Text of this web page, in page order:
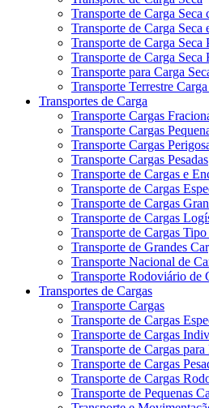
Transporte de Carga Seca
Transporte de Carga Seca
Transporte de Carga Seca
Transporte de Carga Seca
Transporte para Carga
Transporte Terrestre Carga
Transportes de Carga
Transporte Cargas
Transporte Cargas
Transporte Cargas
Transporte Cargas Pesadas
Transporte de Cargas e
Transporte de Cargas
Transporte de Cargas
Transporte de Cargas
Transporte de Cargas
Transporte de Grandes
Transporte Nacional de
Transporte Rodoviário de
Transportes de Cargas
Transporte Cargas
Transporte de Cargas
Transporte de Cargas
Transporte de Cargas para
Transporte de Cargas
Transporte de Cargas
Transporte de Pequenas